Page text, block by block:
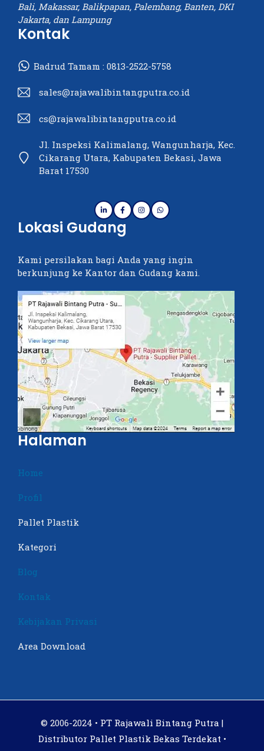
Bali, Makassar, Balikpapan, Palembang, Banten, DKI
Jakarta, dan Lampung
Kontak
Badrud Tamam : 0813-2522-5758
sales@rajawalibintangputra.co.id
cs@rajawalibintangputra.co.id
Jl. Inspeksi Kalimalang, Wangunharja, Kec.
Cikarang Utara, Kabupaten Bekasi, Jawa
Barat 17530
Lokasi Gudang
Kami persilakan bagi Anda yang ingin
berkunjung ke Kantor dan Gudang kami.
Halaman
Home
Profil
Pallet Plastik
Kategori
Blog
Kontak
Kebijakan Privasi
Area Download
© 2006-2024 • PT Rajawali Bintang Putra |
Distributor Pallet Plastik Bekas Terdekat •